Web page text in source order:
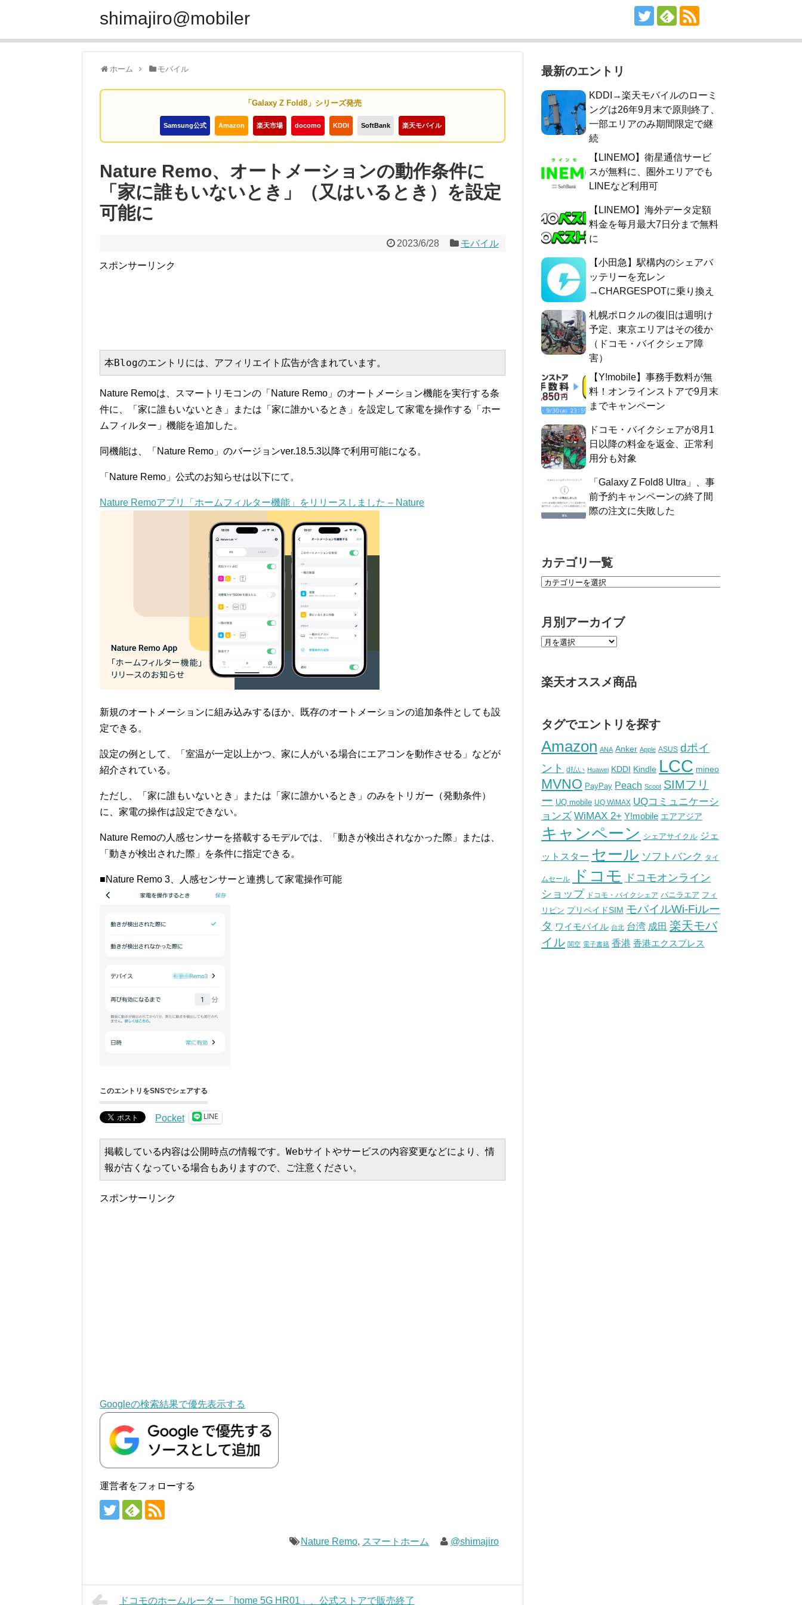
shimajiro@mobiler
ホーム モバイル
「Galaxy Z Fold8」シリーズ発売
Samsung公式 Amazon 楽天市場 docomo KDDI SoftBank 楽天モバイル
Nature Remo、オートメーションの動作条件に
「家に誰もいないとき」（又はいるとき）を設定
可能に
2023/6/28 モバイル
スポンサーリンク
本Blogのエントリには、アフィリエイト広告が含まれています。
Nature Remoは、スマートリモコンの「Nature Remo」のオートメーション機能を実行する条
件に、「家に誰もいないとき」または「家に誰かいるとき」を設定して家電を操作する「ホー
ムフィルター」機能を追加した。
同機能は、「Nature Remo」のバージョンver.18.5.3以降で利用可能になる。
「Nature Remo」公式のお知らせは以下にて。
Nature Remoアプリ「ホームフィルター機能」をリリースしました – Nature
新規のオートメーションに組み込みするほか、既存のオートメーションの追加条件としても設
定できる。
設定の例として、「室温が一定以上かつ、家に人がいる場合にエアコンを動作させる」などが
紹介されている。
ただし、「家に誰もいないとき」または「家に誰かいるとき」のみをトリガー（発動条件）
に、家電の操作は設定できない。
Nature Remoの人感センサーを搭載するモデルでは、「動きが検出されなかった際」または、
「動きが検出された際」を条件に指定できる。
■Nature Remo 3、人感センサーと連携して家電操作可能
このエントリをSNSでシェアする
Pocket LINE
掲載している内容は公開時点の情報です。Webサイトやサービスの内容変更などにより、情
報が古くなっている場合もありますので、ご注意ください。
スポンサーリンク
Googleの検索結果で優先表示する
運営者をフォローする
Nature Remo, スマートホーム @shimajiro
ドコモのホームルーター「home 5G HR01」、公式ストアで販売終了
最新のエントリ
KDDI→楽天モバイルのローミ
ングは26年9月末で原則終了、
一部エリアのみ期間限定で継
続
【LINEMO】衛星通信サービ
スが無料に、圏外エリアでも
LINEなど利用可
【LINEMO】海外データ定額
料金を毎月最大7日分まで無料
に
【小田急】駅構内のシェアバ
ッテリーを充レン
→CHARGESPOTに乗り換え
札幌ポロクルの復旧は週明け
予定、東京エリアはその後か
（ドコモ・バイクシェア障
害）
【Y!mobile】事務手数料が無
料！オンラインストアで9月末
までキャンペーン
ドコモ・バイクシェアが8月1
日以降の料金を返金、正常利
用分も対象
「Galaxy Z Fold8 Ultra」、事
前予約キャンペーンの終了間
際の注文に失敗した
カテゴリ一覧
月別アーカイブ
楽天オススメ商品
タグでエントリを探す
Amazon ANA Anker Apple ASUS dポイ
ント
d払い Huawei KDDI Kindle LCC mineo
MVNO PayPay Peach Scoot SIMフリ
ー UQ mobile UQ WiMAX UQコミュニケーシ
ョンズ WiMAX 2+ Y!mobile エアアジア
キャンペーン シェアサイクル ジェ
ットスター セール ソフトバンク タイ
ムセール ドコモ
ドコモオンライン
ショップ ドコモ・バイクシェア バニラエア フィ
リピン プリペイドSIM モバイルWi-Fiルー
タ ワイモバイル 台北 台湾 成田 楽天モバ
イル 関空 電子書籍 香港 香港エクスプレス